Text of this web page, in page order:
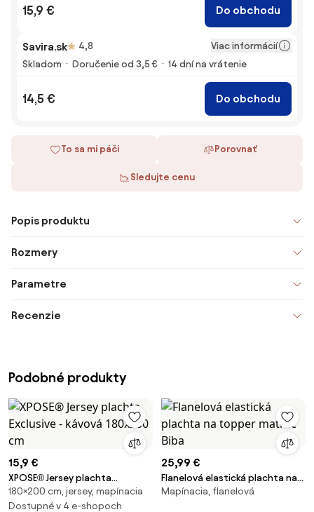
15,9 € Do obchodu
Savira.sk 4,8
Viac informácií
Skladom
Doručenie od 3,5 € 14 dní na vrátenie
14,5 € Do obchodu
To sa mi páči Porovnať
Sledujte cenu
Popis produktu
Rozmery
Parametre
Recenzie
Podobné produkty
15,9 €
XPOSE® Jersey plachta
Exclusive - kávová 180x200 cm
180×200 cm, jersey, mapínacia
Dostupné v 4 e-shopoch
25,99 €
Flanelová elastická plachta na
topper matrac Biba
Mapínacia, flanelová